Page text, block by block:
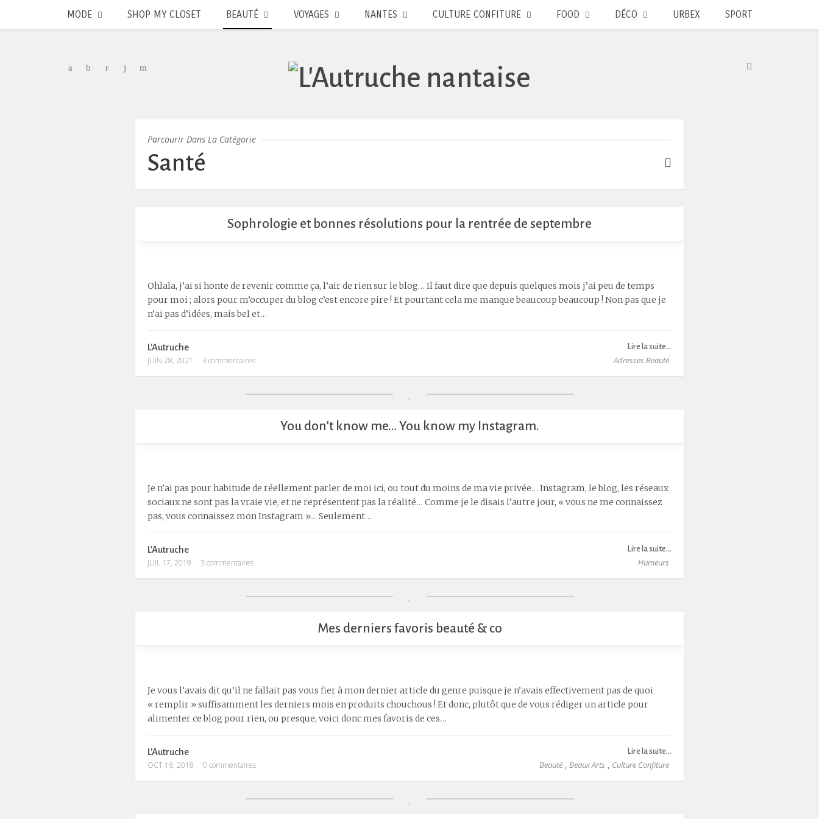
MODE SHOP MY CLOSET BEAUTÉ VOYAGES NANTES CULTURE CONFITURE FOOD DÉCO URBEX SPORT
Parcourir Dans La Catégorie
Santé
Sophrologie et bonnes résolutions pour la rentrée de septembre
Ohlala, j’ai si honte de revenir comme ça, l’air de rien sur le blog… Il faut dire que depuis quelques mois j’ai peu de temps
pour moi ; alors pour m’occuper du blog c’est encore pire ! Et pourtant cela me manque beaucoup beaucoup ! Non pas que je
n’ai pas d’idées, mais bel et…
Lire la suite...
Adresses Beauté
L'Autruche
JUIN 28, 2021
3 commentaires
You don’t know me… You know my Instagram.
Je n’ai pas pour habitude de réellement parler de moi ici, ou tout du moins de ma vie privée… Instagram, le blog, les réseaux
sociaux ne sont pas la vraie vie, et ne représentent pas la réalité… Comme je le disais l’autre jour, « vous ne me connaissez
pas, vous connaissez mon Instagram »… Seulement…
Lire la suite...
Humeurs
L'Autruche
JUIL 17, 2019
3 commentaires
Mes derniers favoris beauté & co
Je vous l’avais dit qu’il ne fallait pas vous fier à mon dernier article du genre puisque je n’avais effectivement pas de quoi
« remplir » suffisamment les derniers mois en produits chouchous ! Et donc, plutôt que de vous rédiger un article pour
alimenter ce blog pour rien, ou presque, voici donc mes favoris de ces…
Lire la suite...
Beauté , Beaux Arts , Culture Confiture
L'Autruche
OCT 16, 2018
0 commentaires